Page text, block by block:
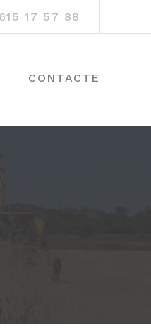
17 57 88
CONTACTE